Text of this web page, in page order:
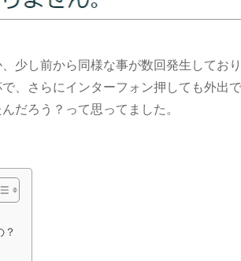
少し前から同様な事が数回発生しており
、さらにインターフォン押しても外出で
だろう？って思ってました。
？